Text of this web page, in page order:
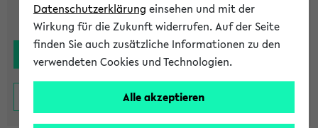
Datenschutzerklärung einsehen und mit der
Wirkung für die Zukunft widerrufen. Auf der Seite
finden Sie auch zusätzliche Informationen zu den
verwendeten Cookies und Technologien.
Alle akzeptieren